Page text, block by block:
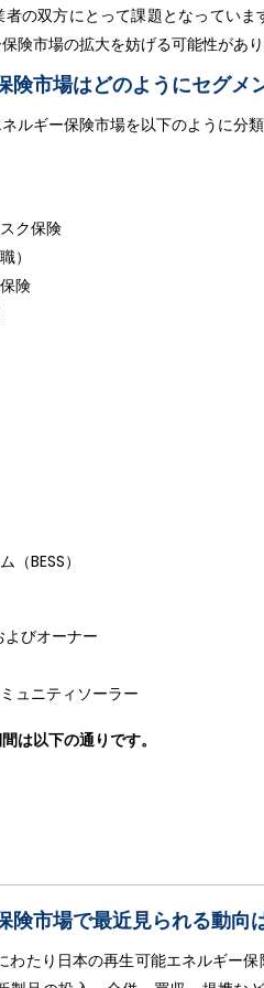
の双方にとって課題となってい
険市場の拡大を妨げる可能性があり
険市場はどのようにセグメ
ルギー保険市場を以下のように分類
ク保険
）
険
BESS）
よびオーナー
ュニティソーラー
は以下の通りです。
険市場で最近見られる動向
たり日本の再生可能エネルギー